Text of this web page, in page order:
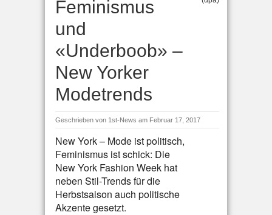
Feminismus
und
«Underboob» –
New Yorker
Modetrends
Geschrieben von 1st-News am Februar 17, 2017
New York – Mode ist politisch,
Feminismus ist schick: Die
New York Fashion Week hat
neben Stil-Trends für die
Herbstsaison auch politische
Akzente gesetzt.